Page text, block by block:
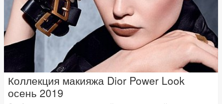
Коллекция макияжа Dior Power Look
осень 2019